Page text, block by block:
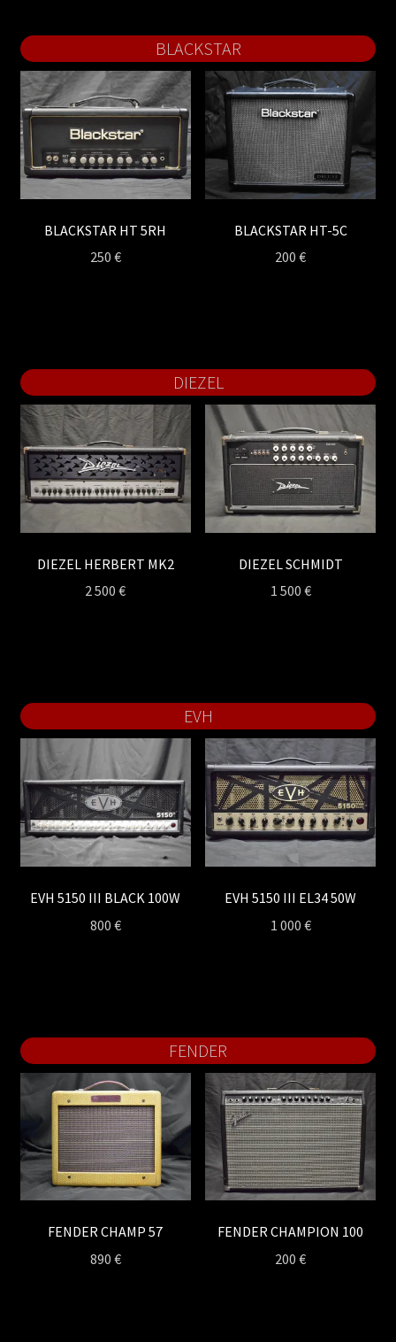
BLACKSTAR
BLACKSTAR HT 5RH
250 €
BLACKSTAR HT-5C
200€
DIEZEL
DIEZEL HERBERT MK2
2 500€
DIEZEL SCHMIDT
1 500 €
EVH
EVH 5150 III BLACK 100W
800 €
EVH 5150 III EL34 50W
1 000 €
FENDER
FENDER CHAMP 57
890 €
FENDER CHAMPION 100
200€